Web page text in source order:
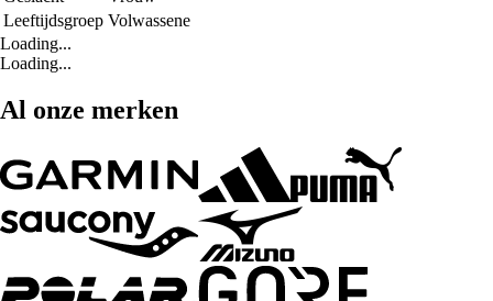
Leeftijdsgroep Volwassene
Loading...
Loading...
Al onze merken